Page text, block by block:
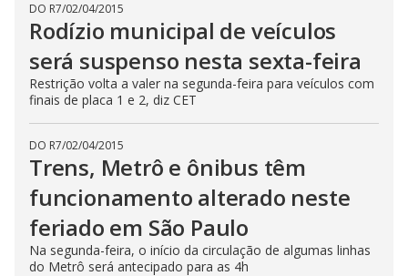
DO R7/02/04/2015
Rodízio municipal de veículos
será suspenso nesta sexta-feira
Restrição volta a valer na segunda-feira para veículos com
finais de placa 1 e 2, diz CET
DO R7/02/04/2015
Trens, Metrô e ônibus têm
funcionamento alterado neste
feriado em São Paulo
Na segunda-feira, o início da circulação de algumas linhas
do Metrô será antecipado para as 4h